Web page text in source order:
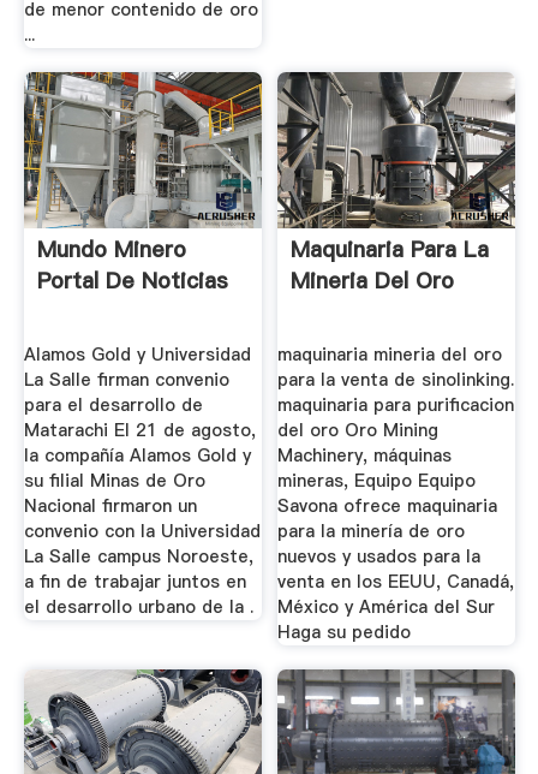
de menor contenido de oro
...
Mundo Minero
Portal De Noticias
Alamos Gold y Universidad
La Salle firman convenio
para el desarrollo de
Matarachi El 21 de agosto,
la compañía Alamos Gold y
su filial Minas de Oro
Nacional firmaron un
convenio con la Universidad
La Salle campus Noroeste,
a fin de trabajar juntos en
el desarrollo urbano de la .
Maquinaria Para La
Mineria Del Oro
maquinaria mineria del oro
para la venta de sinolinking.
maquinaria para purificacion
del oro Oro Mining
Machinery, máquinas
mineras, Equipo Equipo
Savona ofrece maquinaria
para la minería de oro
nuevos y usados para la
venta en los EEUU, Canadá,
México y América del Sur
Haga su pedido